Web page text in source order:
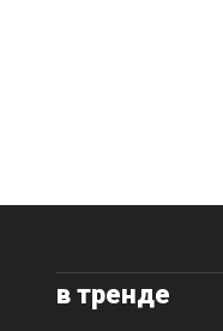
в тренде